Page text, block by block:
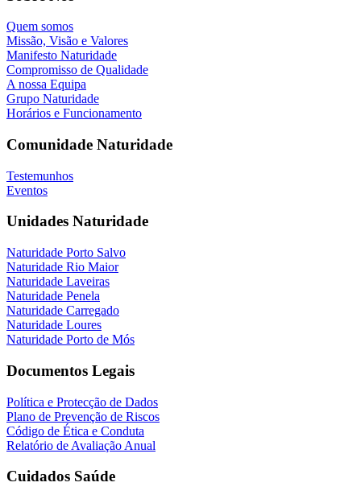
Quem somos
Missão, Visão e Valores
Manifesto Naturidade
Compromisso de Qualidade
A nossa Equipa
Grupo Naturidade
Horários e Funcionamento
Comunidade Naturidade
Testemunhos
Eventos
Unidades Naturidade
Naturidade Porto Salvo
Naturidade Rio Maior
Naturidade Laveiras
Naturidade Penela
Naturidade Carregado
Naturidade Loures
Naturidade Porto de Mós
Documentos Legais
Política e Protecção de Dados
Plano de Prevenção de Riscos
Código de Ética e Conduta
Relatório de Avaliação Anual
Cuidados Saúde